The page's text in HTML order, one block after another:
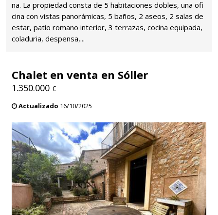
na. La propiedad consta de 5 habitaciones dobles, una ofi
cina con vistas panorámicas, 5 baños, 2 aseos, 2 salas de
estar, patio romano interior, 3 terrazas, cocina equipada,
coladuria, despensa,...
Chalet en venta en Sóller
1.350.000 €
Actualizado 16/10/2025